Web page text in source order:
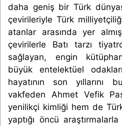
daha geniş bir Türk
çevirileriyle Türk
atanlar arasında yer
çevirilerle Batı tarzı
sağlayan, engin
büyük entelektüel
hayatının son yıllarını
vakfeden Ahmet Vefik
yenilikçi kimliği hem de
yaptığı öncü